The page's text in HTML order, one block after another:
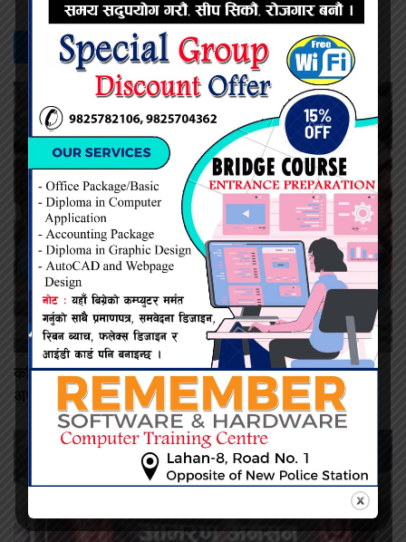
सम्बन्धित -समाचार
कमिशन नदिँदा दुःख दिइयो’ भन्ने सहकारी सञ्चालकको आरोप, वडा
अध्यक्षद्वारा अस्वीकार